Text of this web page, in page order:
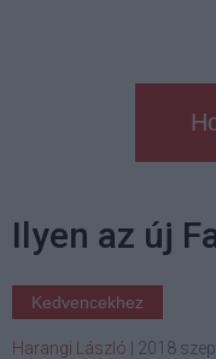
Ilyen az új
Kedvencekhez
Harangi László | 2018